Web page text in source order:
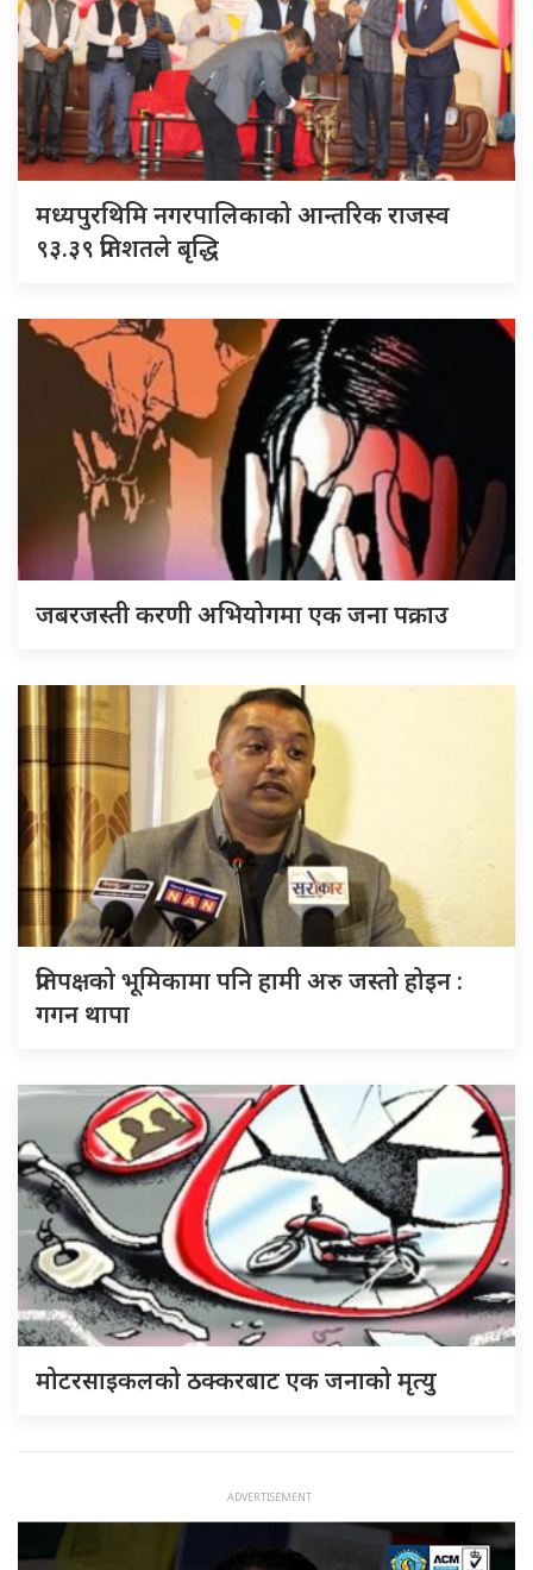
मध्यपुरथिमि नगरपालिकाको आन्तरिक राजस्व
९३.३९ प्रतिशतले बृद्धि
जबरजस्ती करणी अभियोगमा एक जना पक्राउ
प्रतिपक्षको भूमिकामा पनि हामी अरु जस्तो होइन :
गगन थापा
मोटरसाइकलको ठक्करबाट एक जनाको मृत्यु